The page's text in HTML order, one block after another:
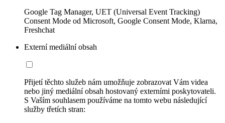
Google Tag Manager, UET (Universal Event Tracking)
Consent Mode od Microsoft, Google Consent Mode, Klarna,
Freshchat
Externí mediální obsah
Přijetí těchto služeb nám umožňuje zobrazovat Vám videa
nebo jiný mediální obsah hostovaný externími poskytovateli.
S Vaším souhlasem používáme na tomto webu následující
služby třetích stran: